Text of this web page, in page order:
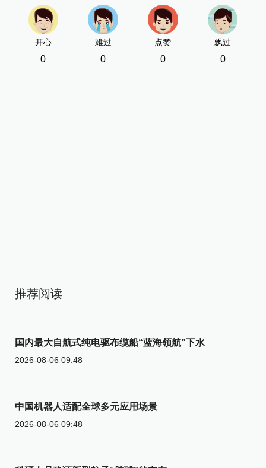
开心
0
难过
0
点赞
0
飘过
0
推荐阅读
国内最大自航式纯电驱布缆船“蓝海领航”下水
2026-08-06 09:48
中国机器人适配全球多元应用场景
2026-08-06 09:48